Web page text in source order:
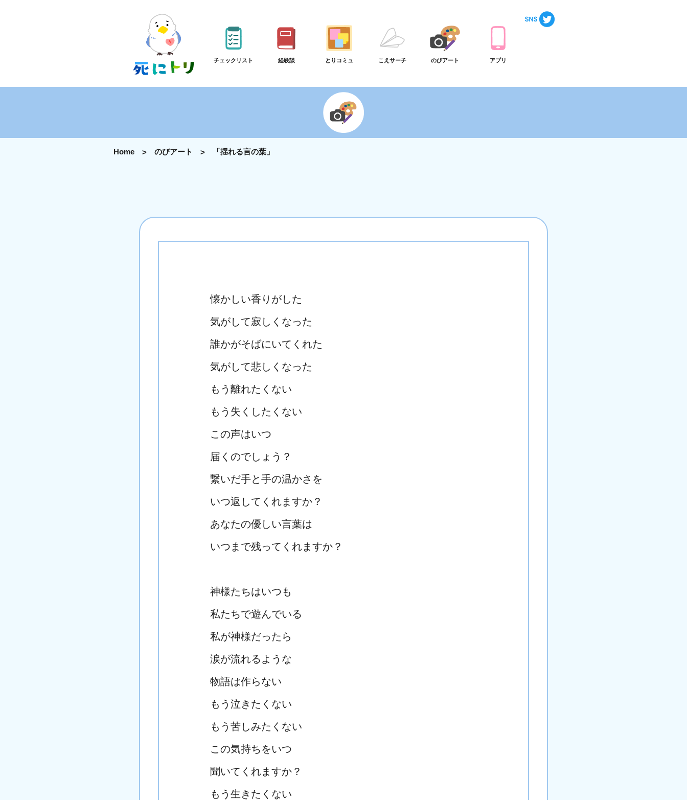
チェックリスト 経験談 とりコミュ こえサーチ のびアート アプリ
Home のびアート 「揺れる言の葉」
懐かしい香りがした
気がして寂しくなった
誰かがそばにいてくれた
気がして悲しくなった
もう離れたくない
もう失くしたくない
この声はいつ
届くのでしょう？
繋いだ手と手の温かさを
いつ返してくれますか？
あなたの優しい言葉は
いつまで残ってくれますか？
神様たちはいつも
私たちで遊んでいる
私が神様だったら
涙が流れるような
物語は作らない
もう泣きたくない
もう苦しみたくない
この気持ちをいつ
聞いてくれますか？
もう生きたくない